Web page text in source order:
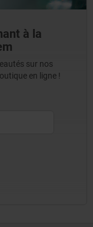
à la
sur nos
en ligne !